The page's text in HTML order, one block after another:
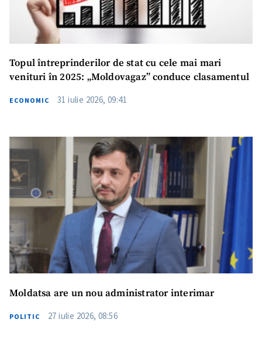
Topul întreprinderilor de stat cu cele mai mari
venituri în 2025: „Moldovagaz” conduce clasamentul
ECONOMIC 31 iulie 2026, 09:41
Moldatsa are un nou administrator interimar
POLITIC 27 iulie 2026, 08:56